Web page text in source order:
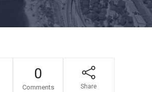
0
Comments Share